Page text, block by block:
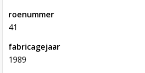
roenummer
41
fabricagejaar
1989